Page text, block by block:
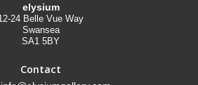
elysium
24 Belle Vue Way
Swansea
SA1 5BY
Contact